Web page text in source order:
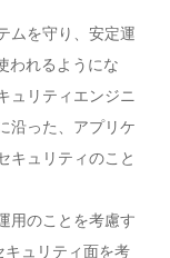
ムを守り、安定運
われるようにな
ュリティエンジニ
沿った、アプリケ
キュリティのこと
用のことを考慮す
キュリティ面を考